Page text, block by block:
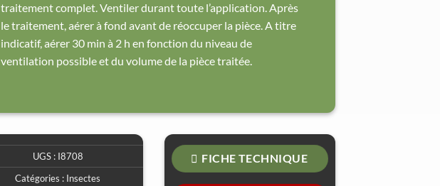
traitement complet. Ventiler durant toute l’application. Après
le traitement, aérer à fond avant de réoccuper la pièce. A titre
indicatif, aérer 30 min à 2 h en fonction du niveau de
ventilation possible et du volume de la pièce traitée.
UGS : I8708
Catégories : Insectes
FICHE TECHNIQUE